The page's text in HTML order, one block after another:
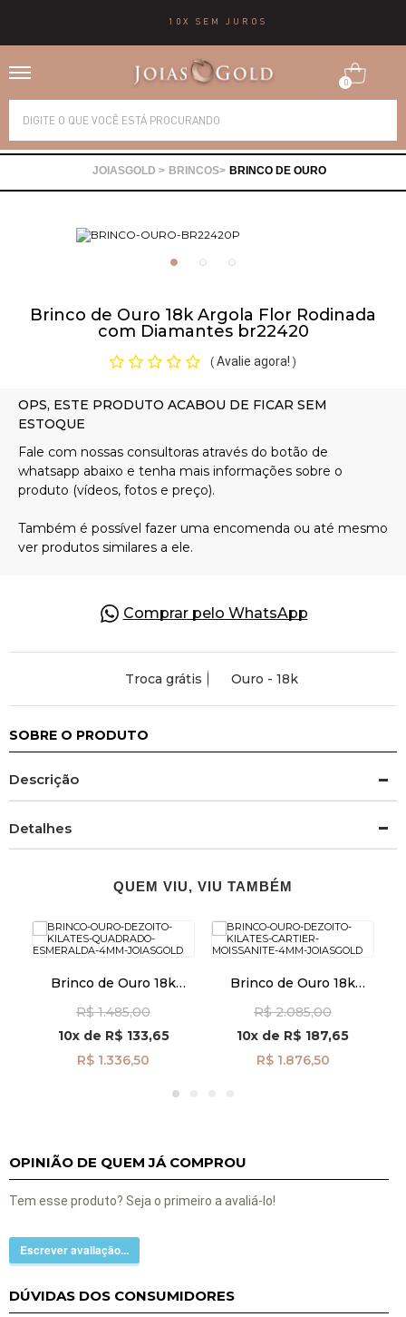
10X SEM JUROS
0
BRINCOS BRINCO DE OURO
Brinco de Ouro 18k Argola Flor Rodinada
com Diamantes br22420
( Avalie agora! )
Comprar pelo WhatsApp
Troca grátis Ouro - 18k
SOBRE O PRODUTO
Descrição
Detalhes
QUEM VIU, VIU TAMBÉM
Brinco de Ouro 18k
Esmeralda de 4mm
br29489
R$ 1.485,00
10xde R$ 133,65
R$ 1.336,50
Brinco de Ouro 18k
4mm br29148
R$ 2.085,00
10x de R$ 187,65
R$ 1.876,50
OPINIÃO DE QUEM JÁ COMPROU
Tem esse produto? Seja o primeiro a avaliá-lo!
Escrever avaliação...
DÚVIDAS DOS CONSUMIDORES
Alianças
Brincos
Pingentes
Pulseiras
Presente